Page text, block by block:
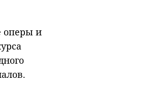
оперы и